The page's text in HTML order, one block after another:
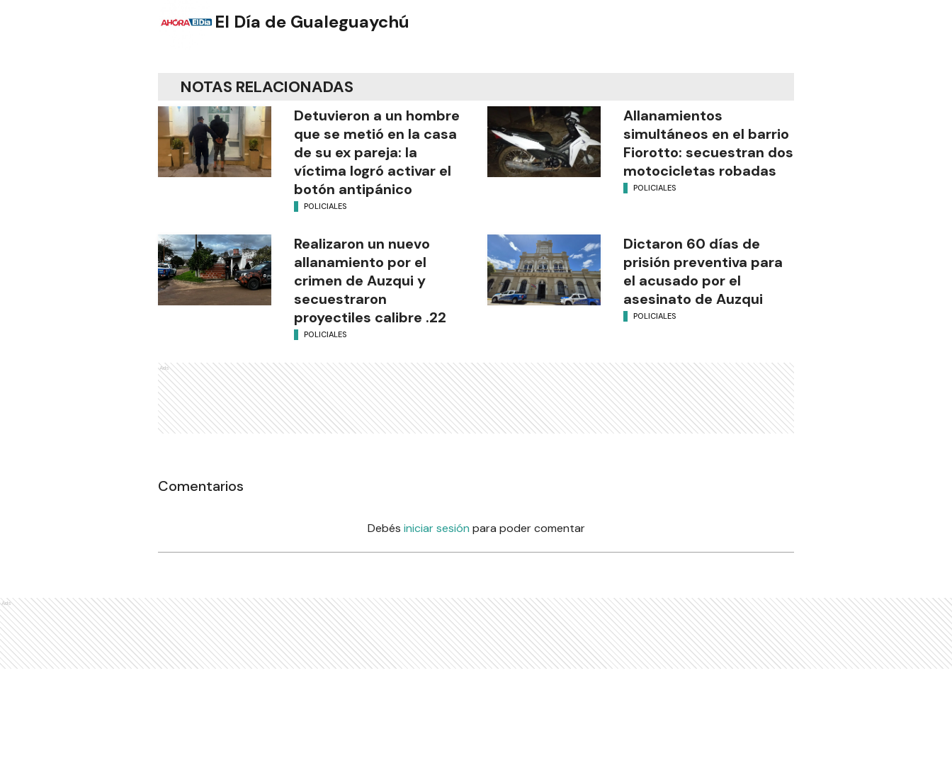
El Día de Gualeguaychú
NOTAS RELACIONADAS
Detuvieron a un hombre
que se metió en la casa
de su ex pareja: la
víctima logró activar el
botón antipánico
POLICIALES
Allanamientos
simultáneos en el barrio
Fiorotto: secuestran dos
motocicletas robadas
POLICIALES
Realizaron un nuevo
allanamiento por el
crimen de Auzqui y
secuestraron
proyectiles calibre .22
POLICIALES
Dictaron 60 días de
prisión preventiva para
el acusado por el
asesinato de Auzqui
POLICIALES
Ads
Comentarios
Debés iniciar sesión para poder comentar
Ads